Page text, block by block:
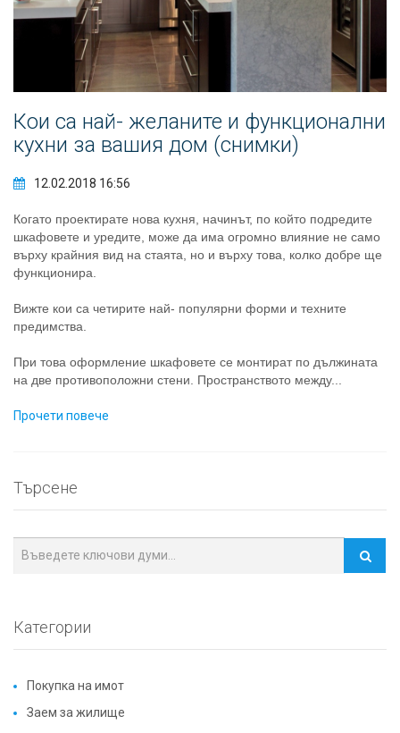
Кои са най- желаните и функционални
кухни за вашия дом (снимки)
12.02.2018 16:56
Когато проектирате нова кухня, начинът, по който подредите
шкафовете и уредите, може да има огромно влияние не само
върху крайния вид на стаята, но и върху това, колко добре ще
функционира.
Вижте кои са четирите най- популярни форми и техните
предимства.
При това оформление шкафовете се монтират по дължината
на две противоположни стени. Пространството между...
Прочети повече
Търсене
Категории
Покупка на имот
Заем за жилище